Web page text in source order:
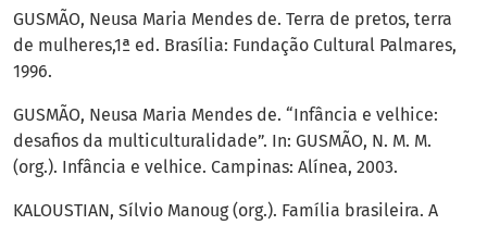
GUSMÃO, Neusa Maria Mendes de. Terra de pretos, terra
de mulheres,1ª ed. Brasília: Fundação Cultural Palmares,
1996.
GUSMÃO, Neusa Maria Mendes de. “Infância e velhice:
desafios da multiculturalidade”. In: GUSMÃO, N. M. M.
(org.). Infância e velhice. Campinas: Alínea, 2003.
KALOUSTIAN, Sílvio Manoug (org.). Família brasileira. A